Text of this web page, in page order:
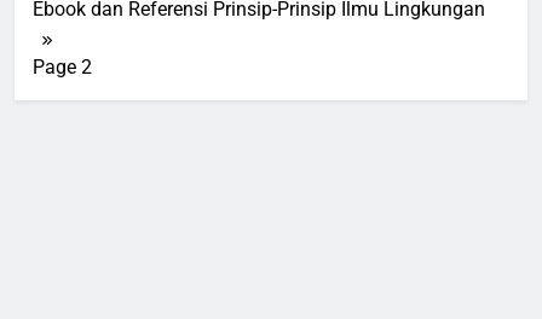
Ebook dan Referensi Prinsip-Prinsip Ilmu Lingkungan
Page 2